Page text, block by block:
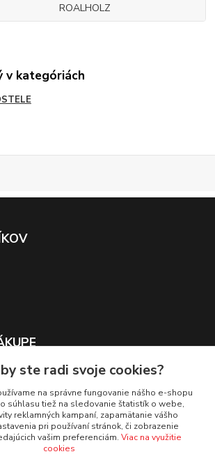
ROALHOLZ
v kategóriách
ste radi svoje cookies?
na správne fungovanie nášho e-shopu
súhlasu tiež na sledovanie štatistík o webe,
reklamných kampaní, zapamätanie vášho
pri používaní stránok, či zobrazenie
vašim preferenciám. Viac na využitie
cookies